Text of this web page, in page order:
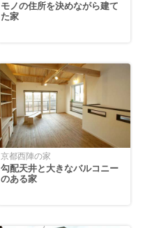
モノの住所を決めながら建て
た家
京都西陣の家
勾配天井と大きなバルコニー
のある家